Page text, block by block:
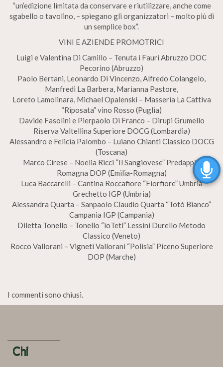
“un’edizione limitata da conservare e riutilizzare, anche come
sgabello o tavolino, – spiegano gli organizzatori – molto più di
un semplice box”.
VINI E AZIENDE PROMOTRICI
Luigi e Valentina Di Camillo – Tenuta i Fauri Abruzzo DOC
Pecorino (Abruzzo)
Paolo Bertani, Leonardo Di Vincenzo, Alfredo Colangelo,
Manfredi La Barbera, Marianna Pastore,
Loreto Lamolinara, Michael Opalenski – Masseria La Cattiva
“Riposata” vino Rosso (Puglia)
Davide Fasolini e Pierpaolo Di Franco – Dirupi Grumello
Riserva Valtellina Superiore DOCG (Lombardia)
Alessandro e Felicia Palombo – Luiano Chianti Classico DOCG
(Toscana)
Marco Cirese – Noelia Ricci “Il Sangiovese” Predappio
Romagna DOP (Emilia-Romagna)
Luca Baccarelli – Cantina Roccafiore “Fiorfiore” Umbria
Grechetto IGP (Umbria)
Alessandra Quarta – Sanpaolo Claudio Quarta “Totó Bianco”
Campania IGP (Campania)
Diletta Tonello – Tonello “ioTeti” Lessini Durello Metodo
Classico (Veneto)
Rocco Vallorani – Vigneti Vallorani “Polisia” Piceno Superiore
DOP (Marche)
I commenti sono chiusi.
Chi